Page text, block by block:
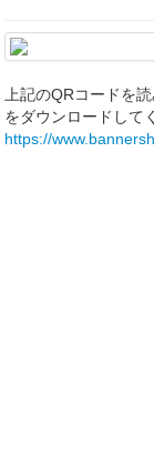
上記のQRコードを
をダウンロードして
https://